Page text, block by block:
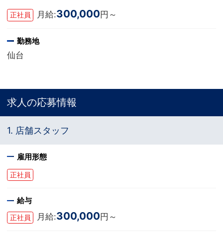
正社員 月給:300,000 円～
勤務地
仙台
求人の応募情報
1. 店舗スタッフ
雇用形態
正社員
給与
正社員 月給:300,000 円～